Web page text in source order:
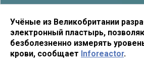
Учёные из Великобритании
электронный пластырь,
безболезненно измерять
крови, сообщает Inforeactor.